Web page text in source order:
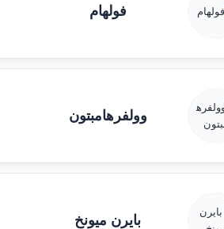
فولهام
وولفرهامبتون
بايرن ميونخ